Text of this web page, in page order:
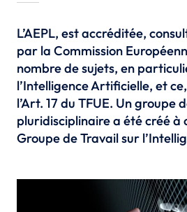
L’AEPL, est accréditée,
par la Commission
nombre de sujets, en
l’Intelligence Artificielle, et
l’Art. 17 du TFUE. Un groupe
pluridisciplinaire a été créé à
Groupe de Travail sur